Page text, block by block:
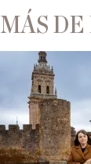
MÁS DE